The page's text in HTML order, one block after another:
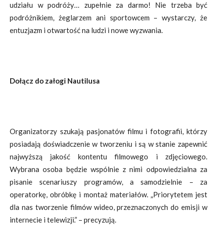
udziału w podróży… zupełnie za darmo! Nie trzeba być
podróżnikiem, żeglarzem ani sportowcem – wystarczy, że
entuzjazm i otwartość na ludzi i nowe wyzwania.
Dołącz do załogi Nautilusa
Organizatorzy szukają pasjonatów filmu i fotografii, którzy
posiadają doświadczenie w tworzeniu i są w stanie zapewnić
najwyższą jakość kontentu filmowego i zdjęciowego.
Wybrana osoba będzie wspólnie z nimi odpowiedzialna za
pisanie scenariuszy programów, a samodzielnie – za
operatorkę, obróbkę i montaż materiałów. „Priorytetem jest
dla nas tworzenie filmów wideo, przeznaczonych do emisji w
internecie i telewizji.” – precyzują.